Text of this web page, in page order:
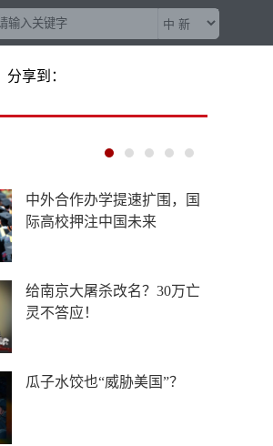
分享到：
西藏足球少年的“攀峰”之
路：守住热爱，奔赴梦想之
几乎所有西方国家都干过这
件坏事，却栽赃中国
从“搬出去”到“搬回来”，跨